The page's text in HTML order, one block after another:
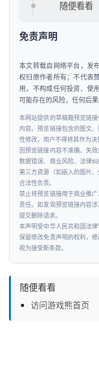
随便看看
免责声明
本文转载自网络平台，发
权归原作者所有；不代表
用，不构成任何投资、使
可能存在的风险，任何后果
本网站提供的草稿箱预览链
内容。预览链接包含的图文
性修改，用户不得将其作为决
因预览链接内容不准确、失
数据错误、商业风险、法律
第三方资源（如嵌入的图片
合法性负责。
禁止将预览链接用于商业推
责任。如发现预览链接内容
提交删除请求。
本声明受中华人民共和国法
保留修改免责声明的权利，
视为接受新条款。
随便看看
访问游戏熊首页